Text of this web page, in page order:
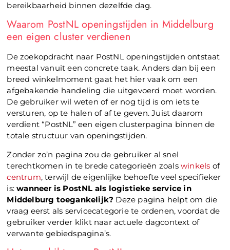
bereikbaarheid binnen dezelfde dag.
Waarom PostNL openingstijden in Middelburg
een eigen cluster verdienen
De zoekopdracht naar PostNL openingstijden ontstaat
meestal vanuit een concrete taak. Anders dan bij een
breed winkelmoment gaat het hier vaak om een
afgebakende handeling die uitgevoerd moet worden.
De gebruiker wil weten of er nog tijd is om iets te
versturen, op te halen of af te geven. Juist daarom
verdient “PostNL” een eigen clusterpagina binnen de
totale structuur van openingstijden.
Zonder zo’n pagina zou de gebruiker al snel
terechtkomen in te brede categorieën zoalswinkels of
centrum, terwijl de eigenlijke behoefte veel specifieker
is:wanneer is PostNL als logistieke service in
Middelburg toegankelijk? Deze pagina helpt om die
vraag eerst als servicecategorie te ordenen, voordat de
gebruiker verder klikt naar actuele dagcontext of
verwante gebiedspagina’s.